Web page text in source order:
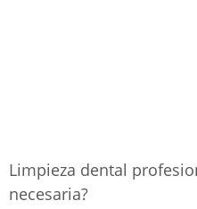
Limpieza dental
necesaria?